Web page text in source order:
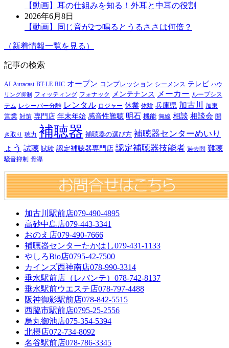
【動画】耳の仕組みを知る！外耳と中耳の役割
2026年6月8日
【動画】同じ音が2つ鳴るとうるささは何倍？
（新着情報一覧を見る）
記事の検索
AI Auracast BT-LE RIC オープン コンプレッション シーメンス テレビ ハウ
リング抑制
フィッティング フォナック メンテナンス メーカー ループシス
テム レシーバー分離 レンタル ロジャー 休業 体験 兵庫県 加古川 加東
営業 対策 専門店 年末年始 感音性難聴 明石 機能 無線 相談 相談会 聞
き取り 聴力 補聴器 補聴器の選び方 補聴器センターめいり
ょう 試聴 試験 認定補聴器専門店 認定補聴器技能者 過去問 難聴
騒音抑制 骨導
加古川駅前店079-490-4895
高砂中島店079-443-3341
おのえ店079-490-7666
補聴器センターたかはし079-431-1133
やしろBio店0795-42-7500
カインズ西神南店078-990-3314
垂水駅前店（レバンテ） 078-742-8137
垂水駅前ウエステ店078-797-4488
阪神御影駅前店078-842-5515
西脇市駅前店0795-25-2556
烏丸御池店075-354-5394
北摂店072-734-8092
名谷駅前店078-786-3345